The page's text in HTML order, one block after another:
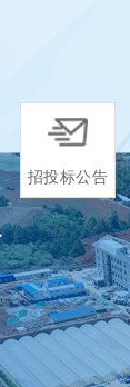
招投标公告